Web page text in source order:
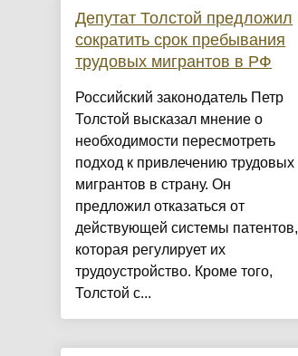
Депутат Толстой предложил
сократить срок пребывания
трудовых мигрантов в РФ
Российский законодатель Петр
Толстой высказал мнение о
необходимости пересмотреть
подход к привлечению трудовых
мигрантов в страну. Он
предложил отказаться от
действующей системы патентов,
которая регулирует их
трудоустройство. Кроме того,
Толстой с...